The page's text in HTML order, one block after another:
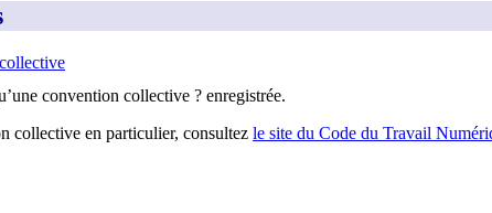
convention collective ? enregistrée.
collective en particulier, consultez le site du Code du Travail